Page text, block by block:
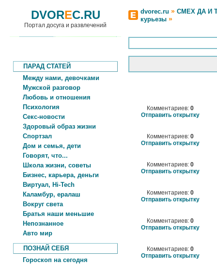
DVOREC.RU
Портал досуга и развлечений
dvorec.ru » СМЕХ ДА И
курьезы »
ПАРАД СТАТЕЙ
Между нами, девочками
Мужской разговор
Любовь и отношения
Психология
Секс-новости
Здоровый образ жизни
Спортзал
Дом и семья, дети
Говорят, что...
Школа жизни, советы
Бизнес, карьера, деньги
Виртуал, Hi-Tech
Каламбур, ералаш
Вокруг света
Братья наши меньшие
Непознанное
Авто мир
ПОЗНАЙ СЕБЯ
Гороскоп на сегодня
Комментариев: 0
Отправить открытку
Комментариев: 0
Отправить открытку
Комментариев: 0
Отправить открытку
Комментариев: 0
Отправить открытку
Комментариев: 0
Отправить открытку
Комментариев: 0
Отправить открытку